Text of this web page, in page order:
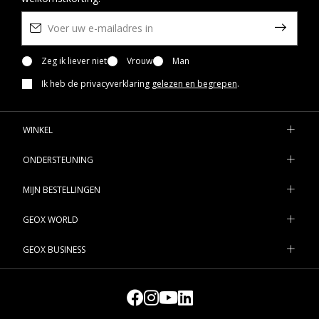
Zeg ik liever niet Vrouw
Man
Ik heb de privacyverklaring gelezen en begrepen.
WINKEL
ONDERSTEUNING
MIJN BESTELLINGEN
GEOX WORLD
GEOX BUSINESS